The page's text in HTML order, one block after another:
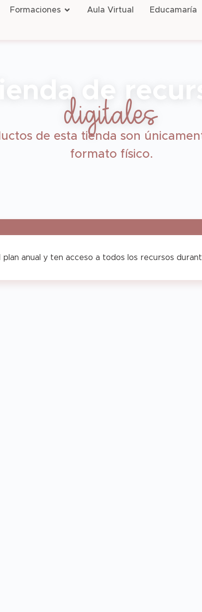
Formaciones Aula Virtual Educamaría
de
digitales
de esta tienda son
formato físico.
plan anual y ten acceso a todos los recursos